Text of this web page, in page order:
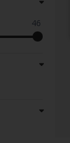
46